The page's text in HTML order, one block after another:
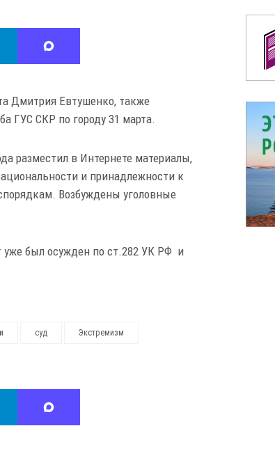
Дмитрия Евтушенко, также
ГУС СКР по городу 31 марта.
разместил в Интернете материалы,
и принадлежности к
Возбуждены уголовные
уже был осужден по ст.282 УК РФ и
суд Экстремизм